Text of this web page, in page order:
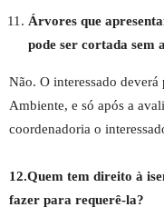
Árvores que
pode ser cortada sem
Não. O interessado
Ambiente, e só após a
coordenadoria o
12.Quem tem direito à
fazer para requerê-la?